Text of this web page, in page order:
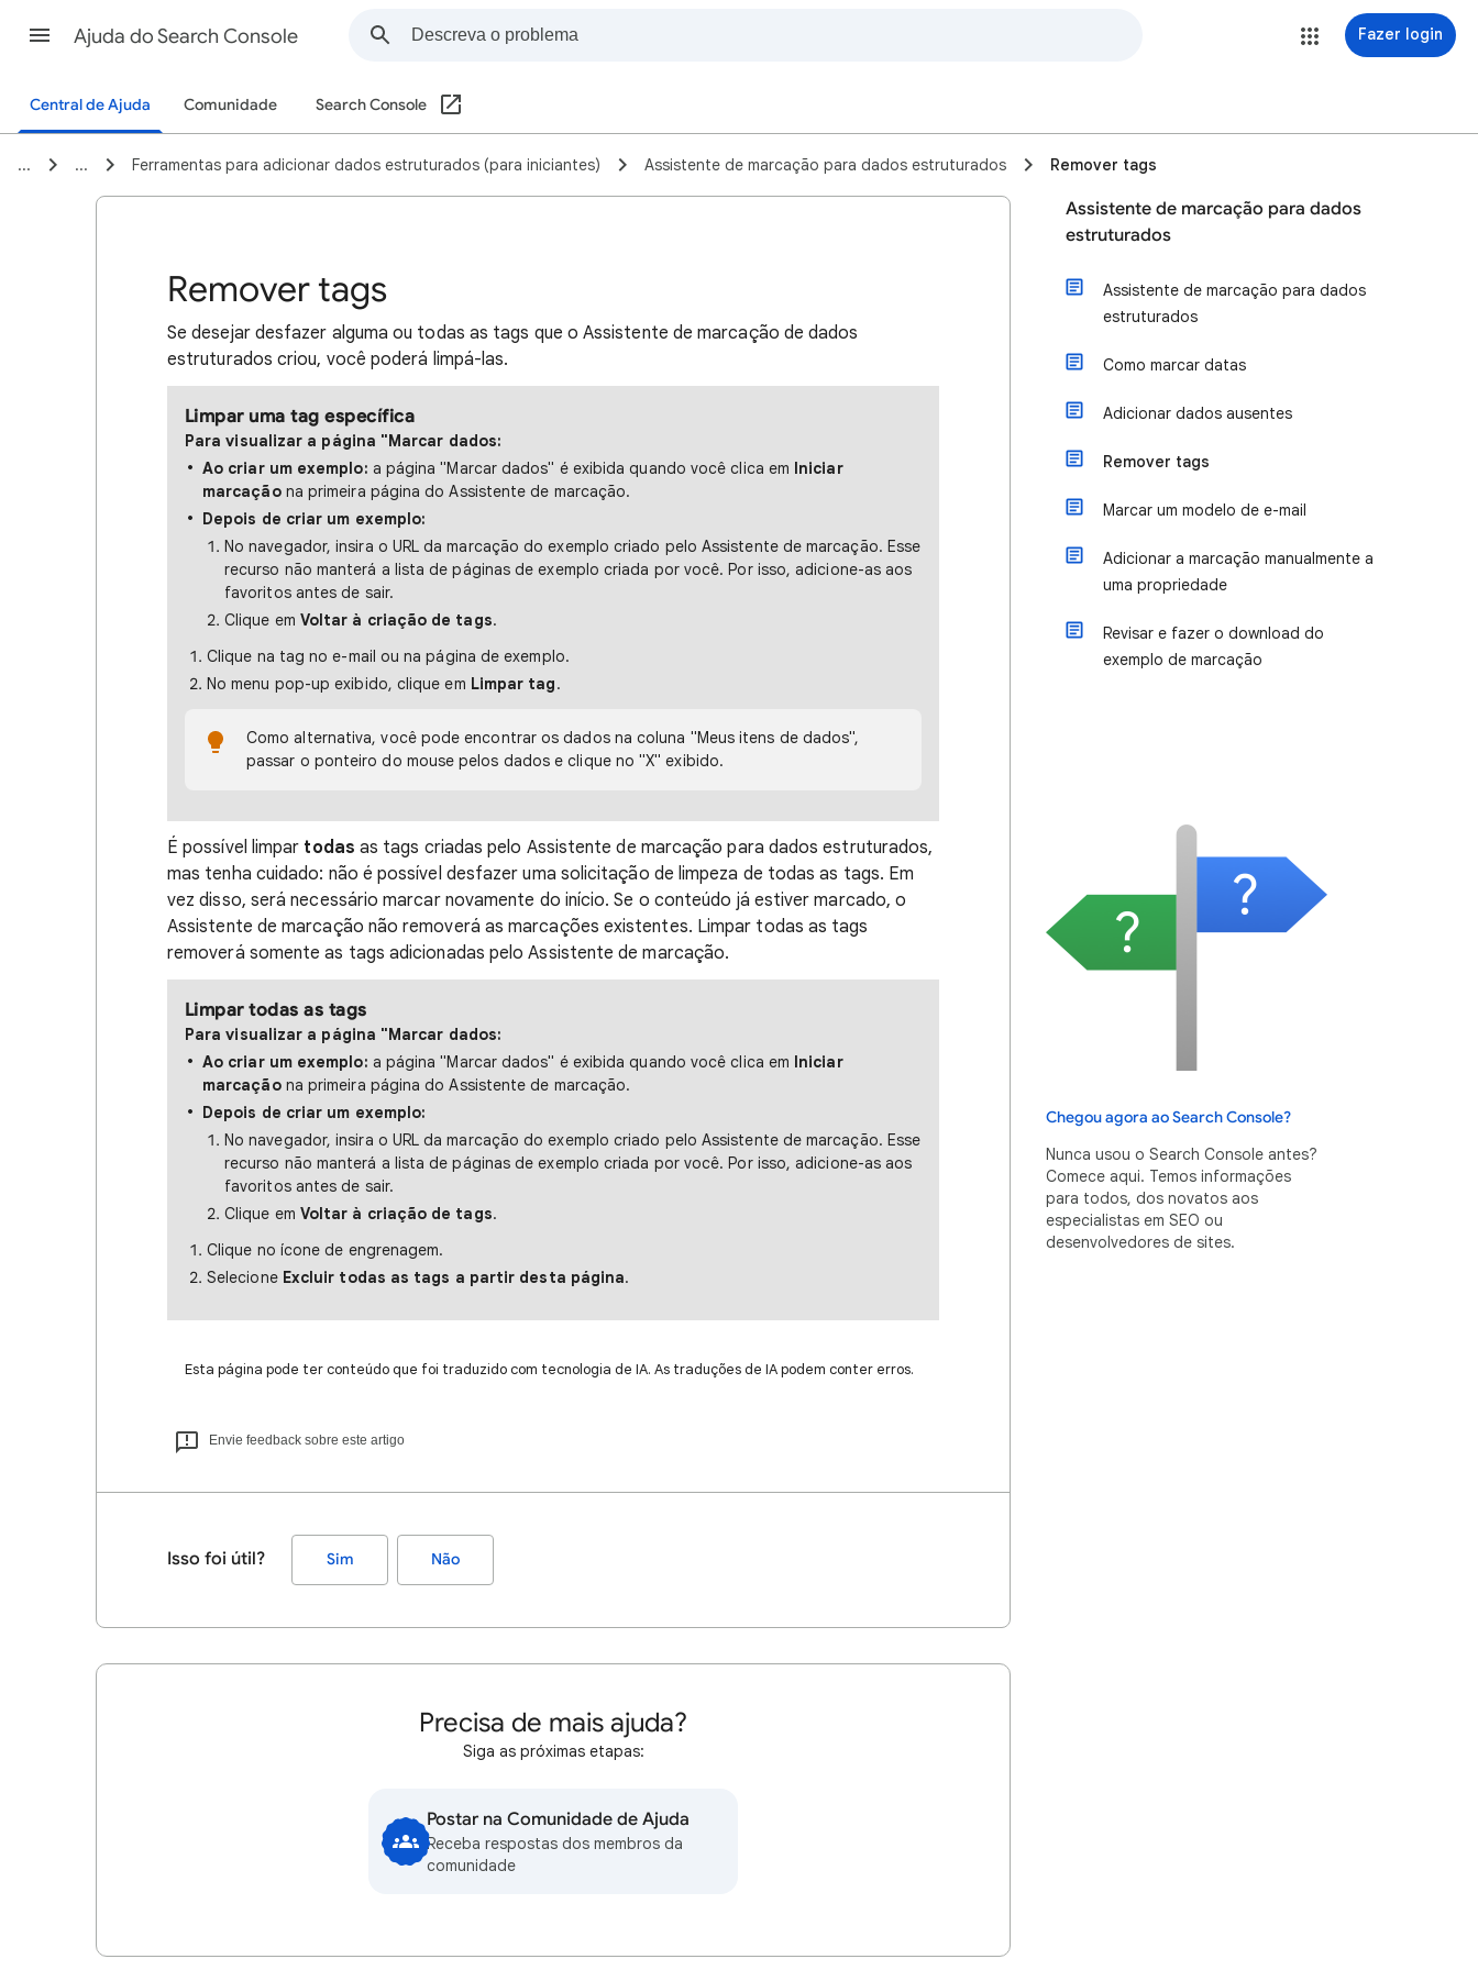
Ajuda do Search Console Fazer login
Central de Ajuda Comunidade Search Console
... ... Ferramentas para adicionar dados estruturados (para iniciantes) Assistente de marcação para dados estruturados Remover tags
Remover tags
Se desejar desfazer alguma ou todas as tags que o Assistente de marcação de dados
estruturados criou, você poderá limpá-las.
Limpar uma tag específica
Para visualizar a página "Marcar dados:
Ao criar um exemplo: a página "Marcar dados" é exibida quando você clica em Iniciar
marcaçãona primeira página do Assistente de marcação.
Depois de criar um exemplo:
No navegador, insira o URL da marcação do exemplo criado pelo Assistente de marcação. Esse
recurso não manterá a lista de páginas de exemplo criada por você. Por isso, adicione-as aos
favoritos antes de sair.
Clique em Voltar à criação de tags.
Clique na tag no e-mail ou na página de exemplo.
No menu pop-up exibido, clique em Limpar tag.
Como alternativa, você pode encontrar os dados na coluna "Meus itens de dados",
passar o ponteiro do mouse pelos dados e clique no "X" exibido.
É possível limpar todas as tags criadas pelo Assistente de marcação para dados estruturados,
mas tenha cuidado: não é possível desfazer uma solicitação de limpeza de todas as tags. Em
vez disso, será necessário marcar novamente do início. Se o conteúdo já estiver marcado, o
Assistente de marcação não removerá as marcações existentes. Limpar todas as tags
removerá somente as tags adicionadas pelo Assistente de marcação.
Limpar todas as tags
Para visualizar a página "Marcar dados:
Ao criar um exemplo: a página "Marcar dados" é exibida quando você clica em Iniciar
marcaçãona primeira página do Assistente de marcação.
Depois de criar um exemplo:
No navegador, insira o URL da marcação do exemplo criado pelo Assistente de marcação. Esse
recurso não manterá a lista de páginas de exemplo criada por você. Por isso, adicione-as aos
favoritos antes de sair.
Clique em Voltar à criação de tags.
Clique no ícone de engrenagem.
Selecione Excluir todas as tags a partir desta página.
Esta página pode ter conteúdo que foi traduzido com tecnologia de IA. As traduções de IA podem conter erros.
Envie feedback sobre este artigo
Isso foi útil? Sim Não
Precisa de mais ajuda?
Siga as próximas etapas:
Postar na Comunidade de Ajuda
Receba respostas dos membros da
comunidade
Assistente de marcação para dados
estruturados
Assistente de marcação para dados
estruturados
Como marcar datas
Adicionar dados ausentes
Remover tags
Marcar um modelo de e-mail
Adicionar a marcação manualmente a
uma propriedade
Revisar e fazer o download do
exemplo de marcação
Chegou agora ao Search Console?
Nunca usou o Search Console antes?
Comece aqui. Temos informações
para todos, dos novatos aos
especialistas em SEO ou
desenvolvedores de sites.